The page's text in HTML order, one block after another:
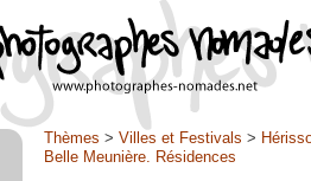
Thèmes > Villes et Festivals >
Belle Meunière. Résidences